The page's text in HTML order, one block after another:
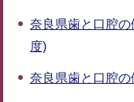
奈良県歯と口腔
度)
奈良県歯と口腔